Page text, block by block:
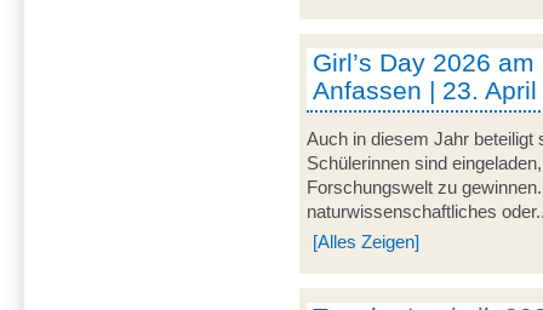
Girl’s Day 2026
Anfassen | 23.
Auch in diesem Jahr beteiligt
Schülerinnen sind
Forschungswelt zu
naturwissenschaftliches
[Alles Zeigen]